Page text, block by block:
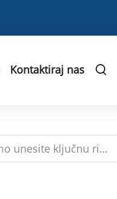
Kontaktiraj nas